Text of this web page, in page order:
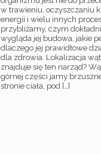
w trawieniu, oczyszczaniu
energii i wielu innych
przybliżamy, czym
wygląda jej budowa, jakie
dlaczego jej prawidłowe
dla zdrowia. Lokalizacja
znajduje się ten narząd?
górnej części jamy
stronie ciała, pod […]